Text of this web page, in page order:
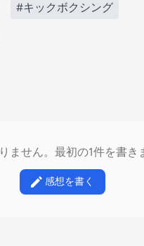
#キックボクシング
ません。最初の1件を書き
感想を書く